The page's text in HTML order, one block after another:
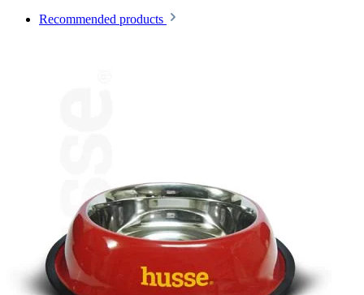
Recommended products